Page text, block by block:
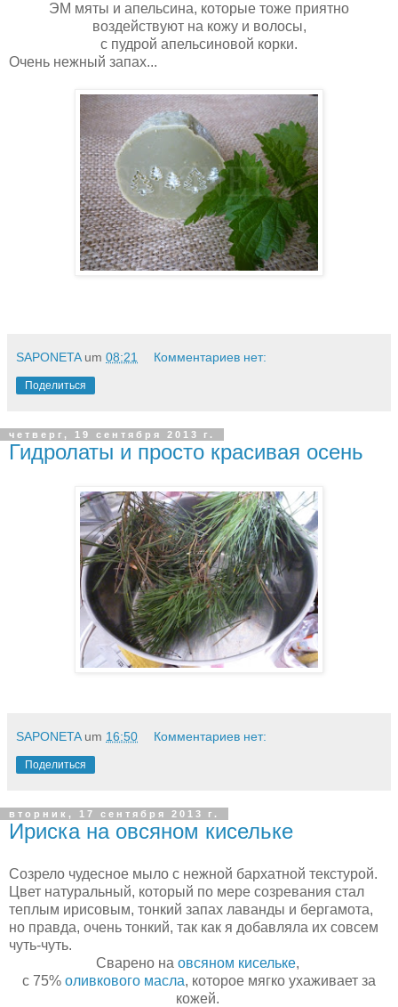
ЭМ мяты и апельсина, которые тоже приятно
воздействуют на кожу и волосы,
с пудрой апельсиновой корки.
Очень нежный запах...
SAPONETA um 08:21 Комментариев нет:
Поделиться
четверг, 19 сентября 2013 г.
Гидролаты и просто красивая осень
SAPONETA um 16:50 Комментариев нет:
Поделиться
вторник, 17 сентября 2013 г.
Ириска на овсяном кисельке
Созрело чудесное мыло с нежной бархатной текстурой.
Цвет натуральный, который по мере созревания стал
теплым ирисовым, тонкий запах лаванды и бергамота,
но правда, очень тонкий, так как я добавляла их совсем
чуть-чуть.
Сварено на овсяном кисельке,
с 75% оливкового масла, которое мягко ухаживает за
кожей.